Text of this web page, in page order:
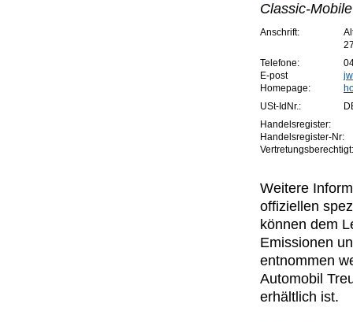
Classic-
Anschrift:
Telefone:
E-post
Homepage:
USt-IdNr.:
Handelsregister:
Handelsregister-Nr:
Vertretungsberechtigt:
Weitere
offiziellen
können dem
Emissionen
entnommen
Automobil
erhältlich ist.